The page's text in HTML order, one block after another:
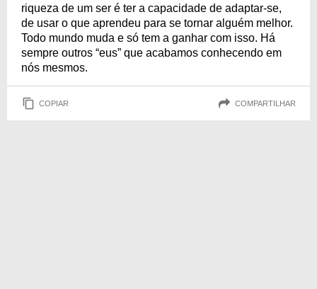
riqueza de um ser é ter a capacidade de adaptar-se,
de usar o que aprendeu para se tornar alguém melhor.
Todo mundo muda e só tem a ganhar com isso. Há
sempre outros “eus” que acabamos conhecendo em
nós mesmos.
COPIAR COMPARTILHAR